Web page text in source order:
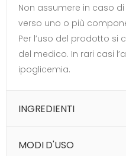
Non assumere in caso
verso uno o più
Per l’uso del prodotto si
del medico. In rari casi
ipoglicemia.
INGREDIENTI
MODI D'USO